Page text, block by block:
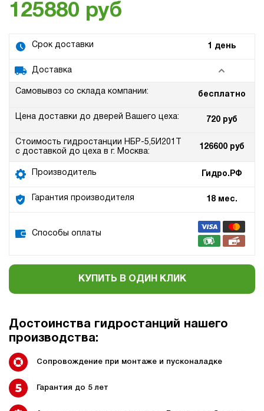
125880 руб
Срок доставки 1 день
Доставка
Самовывоз со склада компании: бесплатно
Цена доставки до дверей Вашего цеха: 720 руб
Стоимость гидростанции НБР-5,5И201Т
с доставкой до цеха в г. Москва:
126600 руб
Производитель Гидро.РФ
Гарантия производителя 18 мес.
Способы оплаты
КУПИТЬ В ОДИН КЛИК
Достоинства гидростанций нашего
производства:
Сопровождение при монтаже и пусконаладке
Гарантия до 5 лет